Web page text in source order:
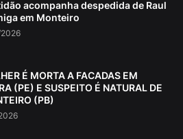
acompanha despedida de Raul
em Monteiro
É MORTA A FACADAS EM
(PE) E SUSPEITO É NATURAL DE
(PB)